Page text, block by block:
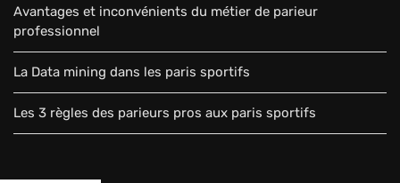
Avantages et inconvénients du métier de parieur
professionnel
La Data mining dans les paris sportifs
Les 3 règles des parieurs pros aux paris sportifs